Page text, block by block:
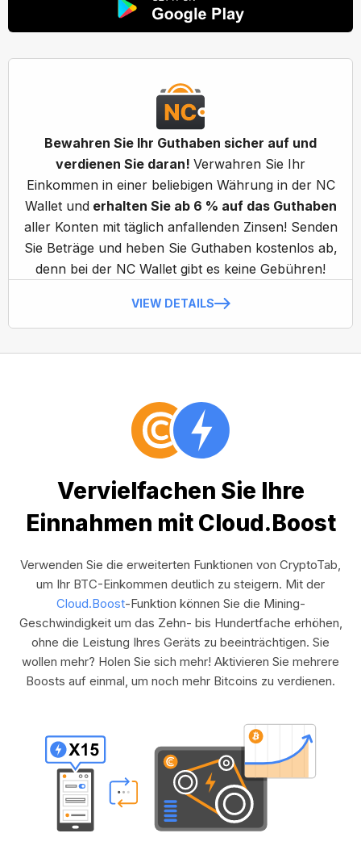
Bewahren Sie Ihr Guthaben sicher auf und
verdienen Sie daran! Verwahren Sie Ihr
Einkommen in einer beliebigen Währung in der NC
Wallet underhalten Sie ab 6 % auf das Guthaben
aller Konten mit täglich anfallenden Zinsen! Senden
Sie Beträge und heben Sie Guthaben kostenlos ab,
denn bei der NC Wallet gibt es keine Gebühren!
VIEW DETAILS
Vervielfachen Sie Ihre
Einnahmen mit Cloud.Boost
Verwenden Sie die erweiterten Funktionen von CryptoTab,
um Ihr BTC-Einkommen deutlich zu steigern. Mit der
Cloud.Boost-Funktion können Sie die Mining-
Geschwindigkeit um das Zehn- bis Hundertfache erhöhen,
ohne die Leistung Ihres Geräts zu beeinträchtigen. Sie
wollen mehr? Holen Sie sich mehr! Aktivieren Sie mehrere
Boosts auf einmal, um noch mehr Bitcoins zu verdienen.